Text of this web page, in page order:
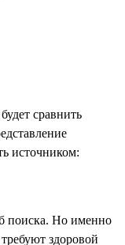
сравнить
источником:
поиска. Но именно
здоровой